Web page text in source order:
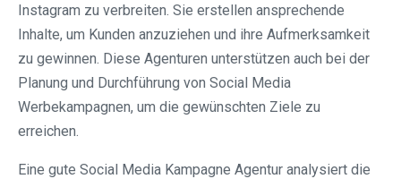
Instagram zu verbreiten. Sie erstellen ansprechende
Inhalte, um Kunden anzuziehen und ihre Aufmerksamkeit
zu gewinnen. Diese Agenturen unterstützen auch bei der
Planung und Durchführung von Social Media
Werbekampagnen, um die gewünschten Ziele zu
erreichen.
Eine gute Social Media Kampagne Agentur analysiert die